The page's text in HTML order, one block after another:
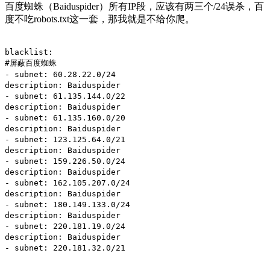
百度蜘蛛（Baiduspider）所有IP段，应该有两三个/24误杀，百
度不吃robots.txt这一套，那我就是不给你爬。
blacklist:
#屏蔽百度蜘蛛
- subnet: 60.28.22.0/24
description: Baiduspider
- subnet: 61.135.144.0/22
description: Baiduspider
- subnet: 61.135.160.0/20
description: Baiduspider
- subnet: 123.125.64.0/21
description: Baiduspider
- subnet: 159.226.50.0/24
description: Baiduspider
- subnet: 162.105.207.0/24
description: Baiduspider
- subnet: 180.149.133.0/24
description: Baiduspider
- subnet: 220.181.19.0/24
description: Baiduspider
- subnet: 220.181.32.0/21